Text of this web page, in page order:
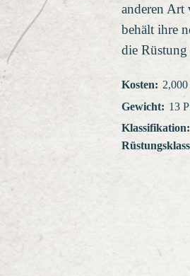
anderen Art
behält ihre
die Rüstung
Kosten:
Gewicht: 13
Klassifikation: